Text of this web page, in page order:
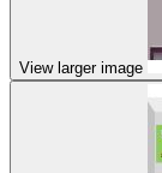
View larger image